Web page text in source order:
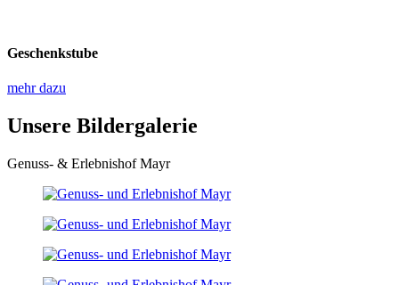
Geschenkstube
mehr dazu
Unsere Bildergalerie
Genuss- & Erlebnishof Mayr